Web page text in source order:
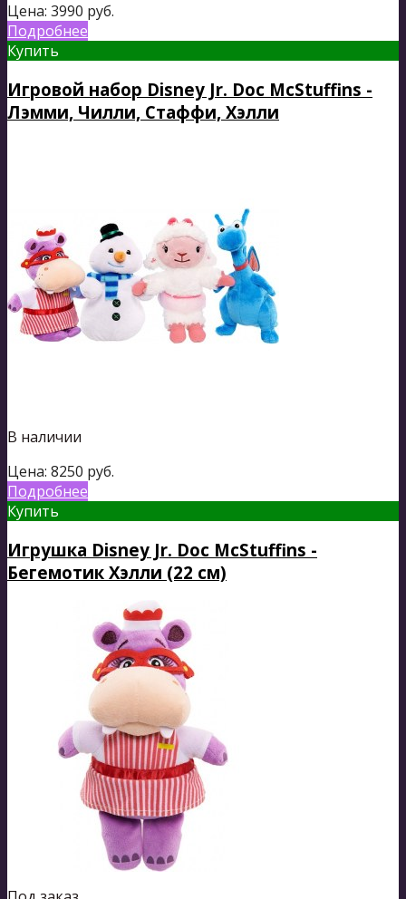
Цена: 3990 руб.
Подробнее
Купить
Игровой набор Disney Jr. Doc McStuffins -
Лэмми, Чилли, Стаффи, Хэлли
В наличии
Цена: 8250 руб.
Подробнее
Купить
Игрушка Disney Jr. Doc McStuffins -
Бегемотик Хэлли (22 см)